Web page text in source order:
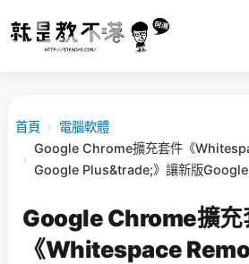
首頁 › 電腦軟體
›
Google Chrome擴充套件《
Google Plus&trade;》讓新版
Google Chrome擴充
《Whitespace